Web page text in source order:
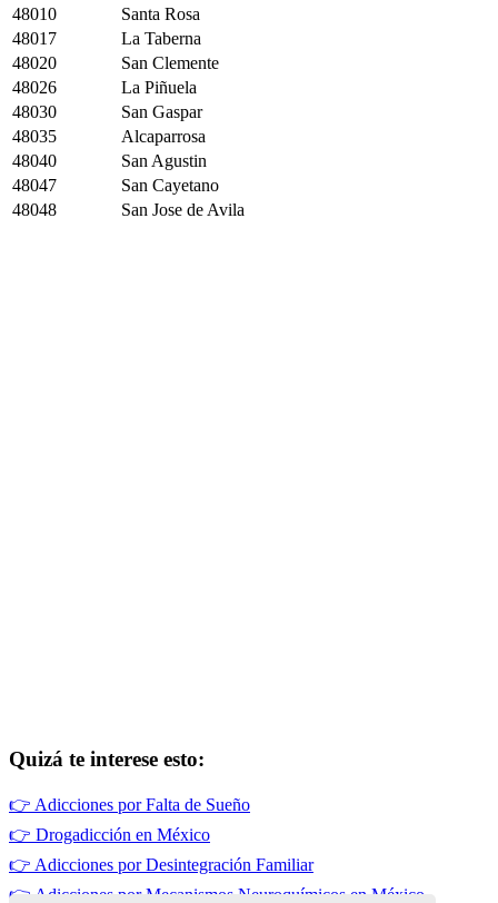
48010
Santa Rosa
48017
La Taberna
48020
San Clemente
48026
La Piñuela
48030
San Gaspar
48035
Alcaparrosa
48040
San Agustin
48047
San Cayetano
48048
San Jose de Avila
Quizá te interese esto:
👉 Adicciones por Falta de Sueño
👉 Drogadicción en México
👉 Adicciones por Desintegración Familiar
👉 Adicciones por Mecanismos Neuroquímicos en México